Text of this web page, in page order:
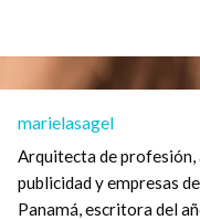
marielasagel
Arquitecta de profesión,
publicidad y empresas
Panamá, escritora del